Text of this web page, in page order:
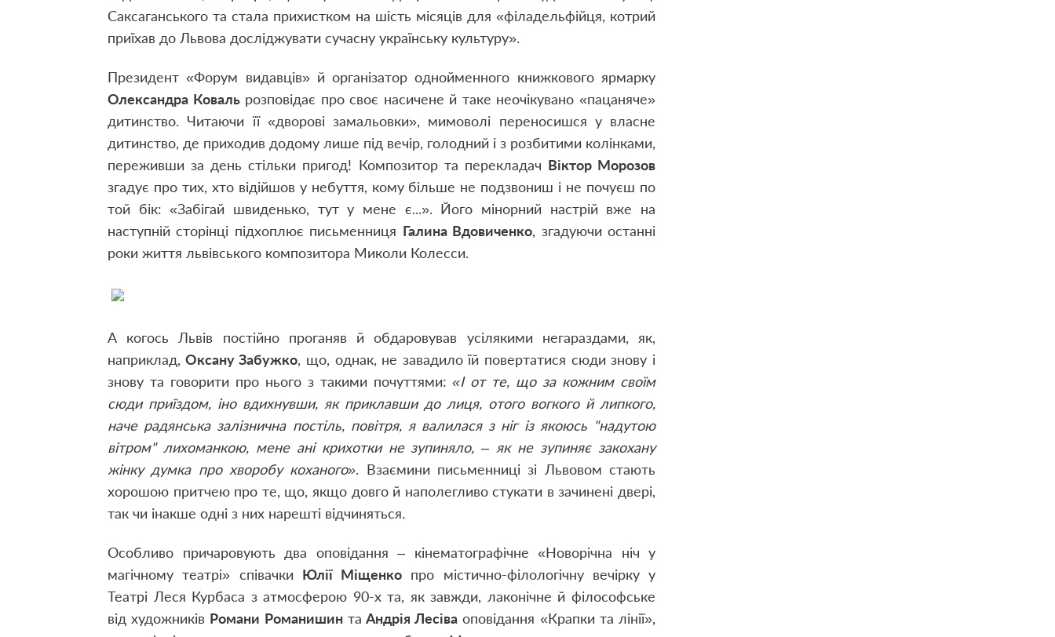
Саксаганського та стала прихистком на шість місяців для «філадельфійця, котрий
приїхав до Львова досліджувати сучасну українську культуру».
Президент «Форум видавців» й організатор однойменного книжкового ярмарку
Олександра Ковальрозповідає про своє насичене й таке неочікувано «пацаняче»
дитинство. Читаючи її «дворові замальовки», мимоволі переносишся у власне
дитинство, де приходив додому лише під вечір, голодний і з розбитими колінками,
переживши за день стільки пригод! Композитор та перекладач Віктор Морозов
згадує про тих, хто відійшов у небуття, кому більше не подзвониш і не почуєш по
той бік: «Забігай швиденько, тут у мене є...». Його мінорний настрій вже на
наступній сторінці підхоплює письменниця Галина Вдовиченко, згадуючи останні
роки життя львівського композитора Миколи Колесси.
А когось Львів постійно проганяв й обдаровував усілякими негараздами, як,
наприклад, Оксану Забужко, що, однак, не завадило їй повертатися сюди знову і
знову та говорити про нього з такими почуттями:«І от те, що за кожним своїм
сюди приїздом, іно вдихнувши, як приклавши до лиця, отого вогкого й липкого,
наче радянська залізнична постіль, повітря, я валилася з ніг із якоюсь "надутою
вітром" лихоманкою, мене ані крихотки не зупиняло, – як не зупиняє закохану
жінку думка про хворобу коханого». Взаємини письменниці зі Львовом стають
хорошою притчею про те, що, якщо довго й наполегливо стукати в зачинені двері,
так чи інакше одні з них нарешті відчиняться.
Особливо причаровують два оповідання – кінематографічне «Новорічна ніч у
магічному театрі» співачки Юлії Міщенко про містично-філологічну вечірку у
Театрі Леся Курбаса з атмосферою 90-х та, як завжди, лаконічне й філософське
від художників Романи Романишинта Андрія Лесіва оповідання «Крапки та лінії»,